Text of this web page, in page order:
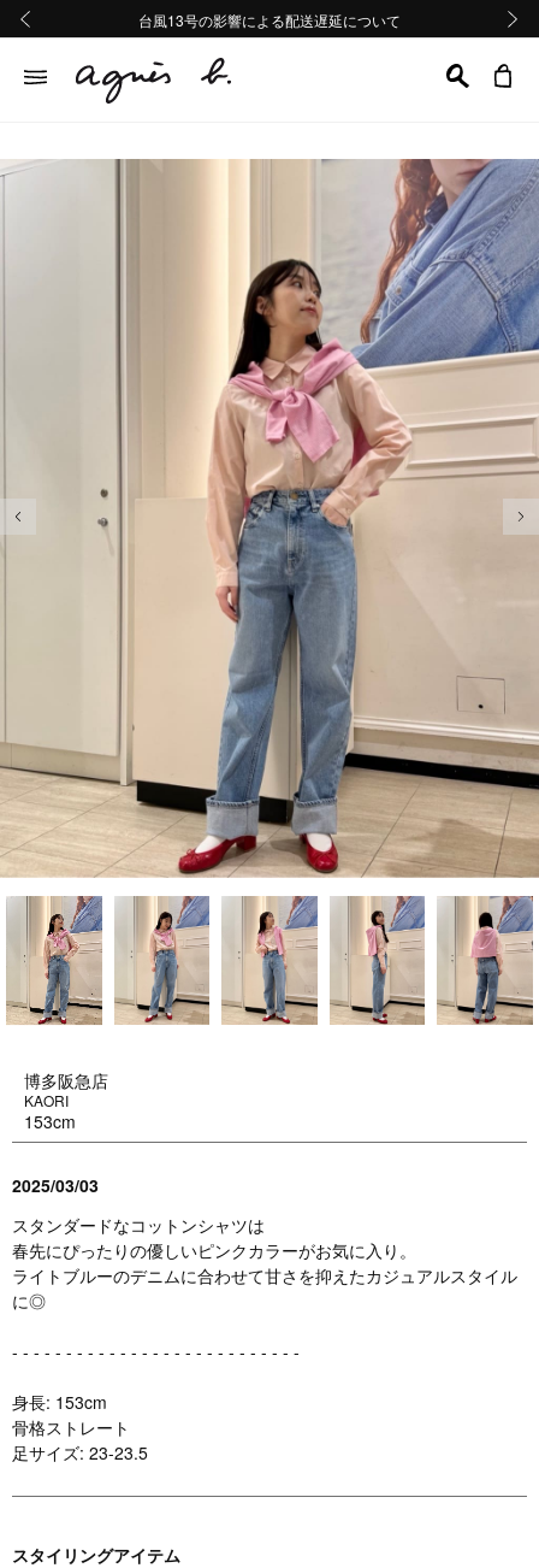
熊本地域地震の影響による配送遅延について
Summer Sale 2buy10%OFF!!
台風13号の影響による配送遅延について
熊本地域地震の影響による配送遅延について
Summer Sale 2buy10%OFF!!
前の画像
博多阪急店
KAORI
153cm
2025/03/03
スタンダードなコットンシャツは
春先にぴったりの優しいピンクカラーがお気に入り。
ライトブルーのデニムに合わせて甘さを抑えたカジュアルスタイル
に◎
- - - - - - - - - - - - - - - - - - - - - - - - - - -
身長: 153cm
骨格ストレート
足サイズ: 23-23.5
スタイリングアイテム